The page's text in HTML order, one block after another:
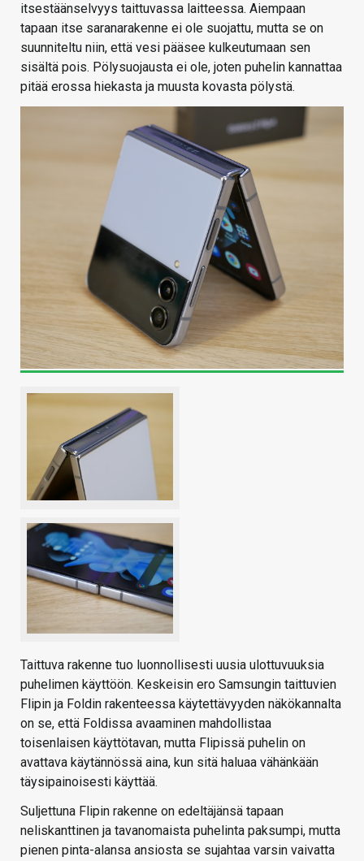
itsestäänselvyys taittuvassa laitteessa. Aiempaan
tapaan itse saranarakenne ei ole suojattu, mutta se on
suunniteltu niin, että vesi pääsee kulkeutumaan sen
sisältä pois. Pölysuojausta ei ole, joten puhelin kannattaa
pitää erossa hiekasta ja muusta kovasta pölystä.
Taittuva rakenne tuo luonnollisesti uusia ulottuvuuksia
puhelimen käyttöön. Keskeisin ero Samsungin taittuvien
Flipin ja Foldin rakenteessa käytettävyyden näkökannalta
on se, että Foldissa avaaminen mahdollistaa
toisenlaisen käyttötavan, mutta Flipissä puhelin on
avattava käytännössä aina, kun sitä haluaa vähänkään
täysipainoisesti käyttää.
Suljettuna Flipin rakenne on edeltäjänsä tapaan
neliskanttinen ja tavanomaista puhelinta paksumpi, mutta
pienen pinta-alansa ansiosta se sujahtaa varsin vaivatta